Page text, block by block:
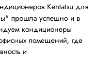
Kentatsu для
прошла успешно и в
кондиционеры
помещений, где
и